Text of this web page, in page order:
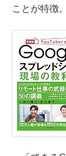
ことが特徴